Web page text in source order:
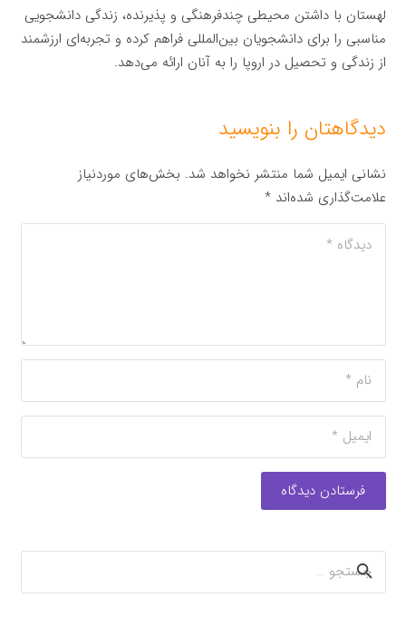
لهستان با داشتن محیطی چندفرهنگی و پذیرنده، زندگی دانشجویی
مناسبی را برای دانشجویان بین‌المللی فراهم کرده و تجربه‌ای ارزشمند
از زندگی و تحصیل در اروپا را به آنان ارائه می‌دهد.
دیدگاهتان را بنویسید
نشانی ایمیل شما منتشر نخواهد شد. بخش‌های موردنیاز
علامت‌گذاری شده‌اند*
فرستادن دیدگاه
جستجو
برای: